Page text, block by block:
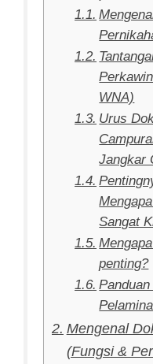
WNA)
Urus
Jangkar
Sangat
penting?
Mengenal
(Fungsi &